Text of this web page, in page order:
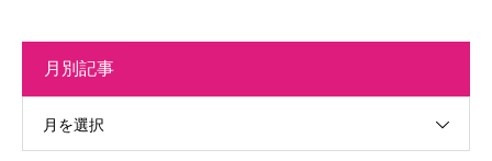
月別記事
月を選択